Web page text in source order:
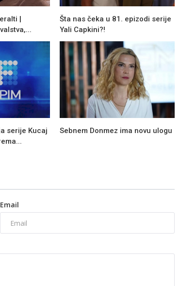
|
Šta nas čeka u 81. epizodi serije
Yali Capkini?!
serije Kucaj
Sebnem Donmez ima novu ulogu
Email